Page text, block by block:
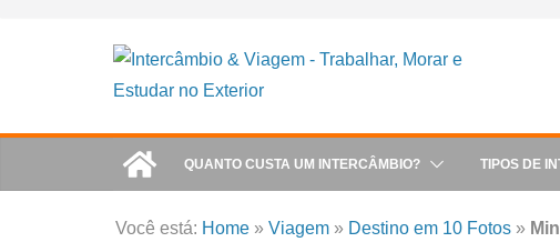
QUANTO CUSTA UM INTERCÂMBIO? TIPOS DE
Você está: Home » Viagem » Destino em 10 Fotos »